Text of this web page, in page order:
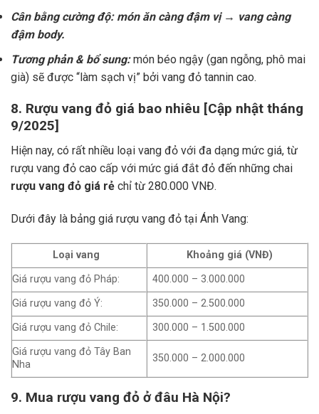
Cân bằng cường độ: món ăn càng đậm vị → vang càng
đậm body.
Tương phản & bổ sung:món béo ngậy (gan ngỗng, phô mai
già) sẽ được “làm sạch vị” bởi vang đỏ tannin cao.
8. Rượu vang đỏ giá bao nhiêu [Cập nhật tháng
9/2025]
Hiện nay, có rất nhiều loại vang đỏ với đa dạng mức giá, từ
rượu vang đỏ cao cấp với mức giá đắt đỏ đến những chai
rượu vang đỏ giá rẻ chỉ từ 280.000 VNĐ.
Dưới đây là bảng giá rượu vang đỏ tại Ánh Vang:
Loại vang
Khoảng giá (VNĐ)
Giá rượu vang đỏ Pháp:
400.000 – 3.000.000
Giá rượu vang đỏ Ý:
350.000 – 2.500.000
Giá rượu vang đỏ Chile:
300.000 – 1.500.000
Giá rượu vang đỏ Tây Ban
Nha
350.000 – 2.000.000
9. Mua rượu vang đỏ ở đâu Hà Nội?